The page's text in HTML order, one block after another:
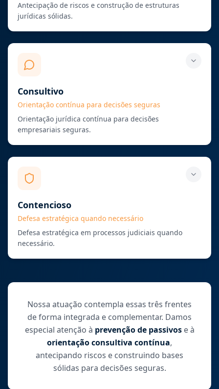
Antecipação de riscos e construção de estruturas
jurídicas sólidas.
Consultivo
Orientação contínua para decisões seguras
Orientação jurídica contínua para decisões
empresariais seguras.
Contencioso
Defesa estratégica quando necessário
Defesa estratégica em processos judiciais quando
necessário.
Nossa atuação contempla essas três frentes
de forma integrada e complementar. Damos
especial atenção à prevenção de passivose à
orientação consultiva contínua,
antecipando riscos e construindo bases
sólidas para decisões seguras.